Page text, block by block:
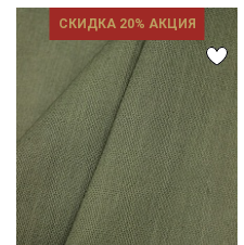
СКИДКА 20% АКЦИЯ